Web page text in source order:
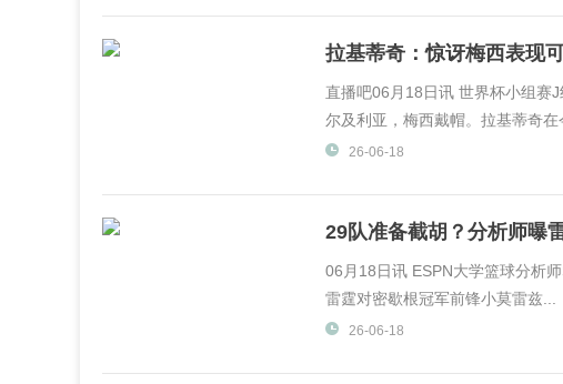
拉基蒂奇：惊讶梅西表现
同
直播吧06月18日讯 世界杯小组赛
尔及利亚，梅西戴帽。拉基蒂奇在
DAZN采访，谈到了梅西。拉基蒂
26-06-18
29队准备截胡？分析师曝
他
06月18日讯 ESPN大学篮球分析
雷霆对密歇根冠军前锋小莫雷兹...
26-06-18